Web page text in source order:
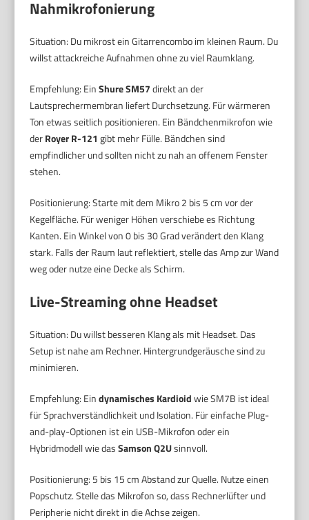
Nahmikrofonierung
Situation: Du mikrost ein Gitarrencombo im kleinen Raum. Du
willst attackreiche Aufnahmen ohne zu viel Raumklang.
Empfehlung: EinShure SM57direkt an der
Lautsprechermembran liefert Durchsetzung. Für wärmeren
Ton etwas seitlich positionieren. Ein Bändchenmikrofon wie
derRoyer R-121 gibt mehr Fülle. Bändchen sind
empfindlicher und sollten nicht zu nah an offenem Fenster
stehen.
Positionierung: Starte mit dem Mikro 2 bis 5 cm vor der
Kegelfläche. Für weniger Höhen verschiebe es Richtung
Kanten. Ein Winkel von 0 bis 30 Grad verändert den Klang
stark. Falls der Raum laut reflektiert, stelle das Amp zur Wand
weg oder nutze eine Decke als Schirm.
Live-Streaming ohne Headset
Situation: Du willst besseren Klang als mit Headset. Das
Setup ist nahe am Rechner. Hintergrundgeräusche sind zu
minimieren.
Empfehlung: Eindynamisches Kardioidwie SM7B ist ideal
für Sprachverständlichkeit und Isolation. Für einfache Plug-
and-play-Optionen ist ein USB-Mikrofon oder ein
Hybridmodell wie dasSamson Q2Usinnvoll.
Positionierung: 5 bis 15 cm Abstand zur Quelle. Nutze einen
Popschutz. Stelle das Mikrofon so, dass Rechnerlüfter und
Peripherie nicht direkt in die Achse zeigen.